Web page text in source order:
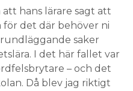
hans lärare sagt att
för det där behöver ni
saker
I det här fallet var
– och det
Då blev jag riktigt